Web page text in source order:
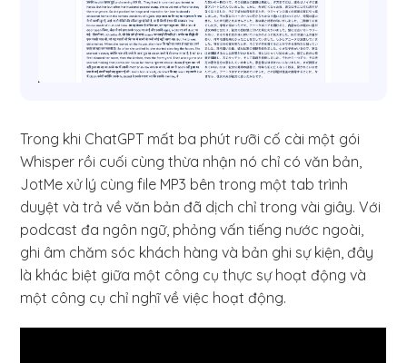
Trong khi ChatGPT mất ba phút rưỡi cố cài một gói
Whisper rồi cuối cùng thừa nhận nó chỉ có văn bản,
JotMe xử lý cùng file MP3 bên trong một tab trình
duyệt và trả về văn bản đã dịch chỉ trong vài giây. Với
podcast đa ngôn ngữ, phỏng vấn tiếng nước ngoài,
ghi âm chăm sóc khách hàng và bản ghi sự kiện, đây
là khác biệt giữa một công cụ thực sự hoạt động và
một công cụ chỉ nghĩ về việc hoạt động.